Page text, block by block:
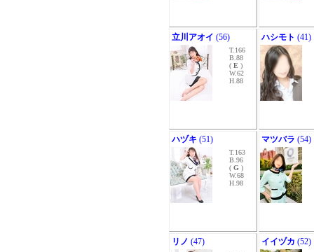
立川アオイ (56)
T.166
B.88
( E )
W.62
H.88
ハシモト (41)
ハヅキ (51)
T.163
B.96
( G )
W.68
H.98
マツバラ (54)
リノ (47) イイヅカ (52)